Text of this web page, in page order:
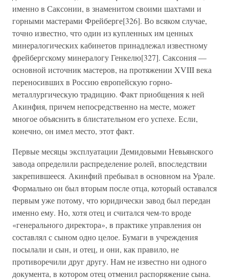
именно в Саксонии, в знаменитом своими шахтами и
горными мастерами Фрейберге[326]. Во всяком случае,
точно известно, что один из купленных им ценных
минералогических кабинетов принадлежал известному
фрейбергскому минералогу Генкелю[327]. Саксония —
основной источник мастеров, на протяжении XVIII века
переносивших в Россию европейскую горно-
металлургическую традицию. Факт приобщения к ней
Акинфия, причем непосредственно на месте, может
многое объяснить в блистательном его успехе. Если,
конечно, он имел место, этот факт.
Первые месяцы эксплуатации Демидовыми Невьянского
завода определили распределение ролей, впоследствии
закрепившееся. Акинфий пребывал в основном на Урале.
Формально он был вторым после отца, который оставался
первым уже потому, что юридически завод был передан
именно ему. Но, хотя отец и считался чем-то вроде
«генерального директора», в практике управления он
составлял с сыном одно целое. Бумаги в учреждения
посылали и сын, и отец, и они, как правило, не
противоречили друг другу. Нам не известно ни одного
документа, в котором отец отменил распоряжение сына.